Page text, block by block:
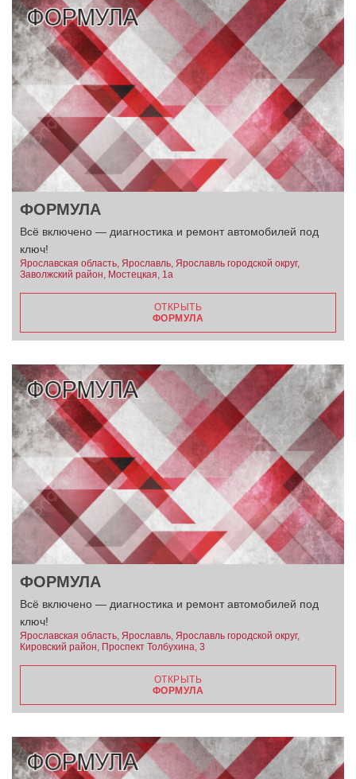
ФОРМУЛА
Всё включено — диагностика и ремонт автомобилей под
ключ!
Ярославская область, Ярославль, Ярославль городской округ,
Заволжский район, Мостецкая, 1а
ОТКРЫТЬ
ФОРМУЛА
ФОРМУЛА
Всё включено — диагностика и ремонт автомобилей под
ключ!
Ярославская область, Ярославль, Ярославль городской округ,
Кировский район, Проспект Толбухина, 3
ОТКРЫТЬ
ФОРМУЛА